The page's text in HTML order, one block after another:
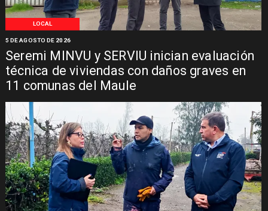
LOCAL
Seremi MINVU y SERVIU inician evaluación
técnica de viviendas con daños graves en
11 comunas del Maule
5 DE AGOSTO DE 2026